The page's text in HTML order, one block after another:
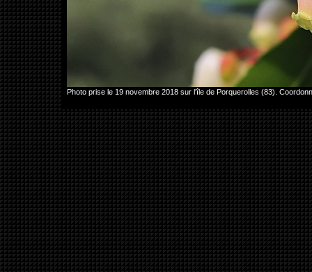
Photo prise le 19 novembre 2018 sur l'île de Porquerolles (83).